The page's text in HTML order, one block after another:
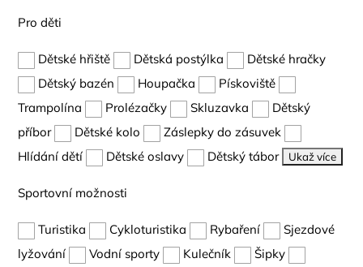
Pro děti
Dětské hřiště Dětská postýlka
Dětské hračky
Dětský bazén
Houpačka
Pískoviště
Trampolína
Prolézačky Skluzavka
Dětský
příbor
Dětské kolo
Záslepky do zásuvek
Hlídání dětí
Dětské oslavy Dětský tábor Ukaž více
Sportovní možnosti
Turistika Cykloturistika Rybaření
Sjezdové
lyžování
Vodní sporty Kulečník
Šipky